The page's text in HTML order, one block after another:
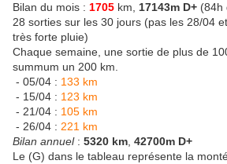
Bilan du mois : 1705 km, 17143m D+ (84h
28 sorties sur les 30 jours (pas les 28/04
très forte pluie)
Chaque semaine, une sortie de plus de
summum un 200 km.
- 05/04 : 133 km
- 15/04 : 123 km
- 21/04 : 105 km
- 26/04 : 221 km
Bilan annuel: 5320 km 42700m D+
Le (G) dans le tableau représente la